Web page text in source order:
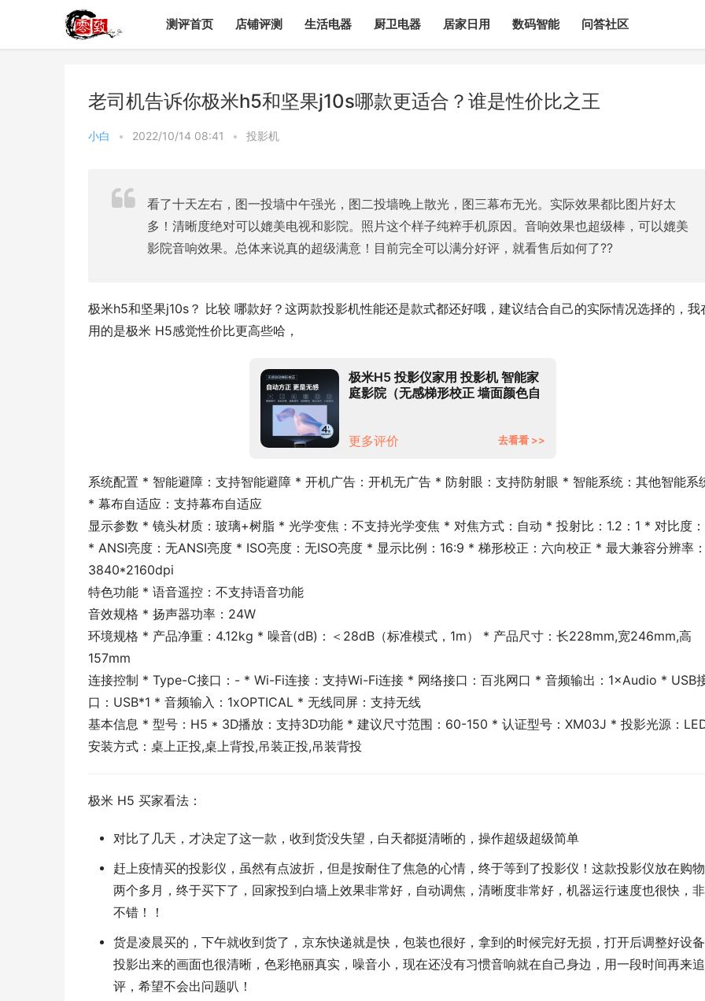
测评首页 店铺评测 生活电器 厨卫电器 居家日用 数码智能 问答社区
老司机告诉你极米h5和坚果j10s哪款更适合？谁是性价比之王
小白 • 2022/10/14 08:41 • 投影机
看了十天左右，图一投墙中午强光，图二投墙晚上散光，图三幕布无光。实际效果都比图片好太
多！清晰度绝对可以媲美电视和影院。照片这个样子纯粹手机原因。音响效果也超级棒，可以媲美
影院音响效果。总体来说真的超级满意！目前完全可以满分好评，就看售后如何了??
极米h5和坚果j10s？ 比较 哪款好？这两款投影机性能还是款式都还好哦，建议结合自己的实际情况选择的，我
用的是极米 H5感觉性价比更高些哈，
极米H5 投影仪家用 投影机 智能家
庭影院（无感梯形校正 墙面颜色自
更多评价 去看看 >>
系统配置 * 智能避障：支持智能避障 * 开机广告：开机无广告 * 防射眼：支持防射眼 * 智能系统：其他智能系
* 幕布自适应：支持幕布自适应
显示参数 * 镜头材质：玻璃+树脂 * 光学变焦：不支持光学变焦 * 对焦方式：自动 * 投射比：1.2：1 * 对比度
* ANSI亮度：无ANSI亮度 * ISO亮度：无ISO亮度 * 显示比例：16:9 * 梯形校正：六向校正 * 最大兼容分辨率
3840*2160dpi
特色功能 * 语音遥控：不支持语音功能
音效规格 * 扬声器功率：24W
环境规格 * 产品净重：4.12kg * 噪音(dB)：＜28dB（标准模式，1m） * 产品尺寸：长228mm,宽246mm,高
157mm
连接控制 * Type-C接口：- * Wi-Fi连接：支持Wi-Fi连接 * 网络接口：百兆网口 * 音频输出：1×Audio * USB
口：USB*1 * 音频输入：1xOPTICAL * 无线同屏：支持无线
基本信息 * 型号：H5 * 3D播放：支持3D功能 * 建议尺寸范围：60-150 * 认证型号：XM03J * 投影光源：
安装方式：桌上正投,桌上背投,吊装正投,吊装背投
极米 H5 买家看法：
对比了几天，才决定了这一款，收到货没失望，白天都挺清晰的，操作超级超级简单
赶上疫情买的投影仪，虽然有点波折，但是按耐住了焦急的心情，终于等到了投影仪！这款投影仪放在购
两个多月，终于买下了，回家投到白墙上效果非常好，自动调焦，清晰度非常好，机器运行速度也很快，
不错！！
货是凌晨买的，下午就收到货了，京东快递就是快，包装也很好，拿到的时候完好无损，打开后调整好设
投影出来的画面也很清晰，色彩艳丽真实，噪音小，现在还没有习惯音响就在自己身边，用一段时间再来追
评，希望不会出问题叭！